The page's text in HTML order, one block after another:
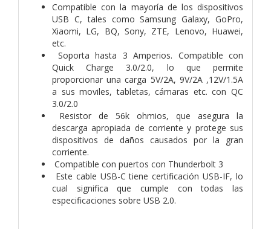
Compatible con la mayoría de los dispositivos
USB C, tales como Samsung Galaxy, GoPro,
Xiaomi, LG, BQ, Sony, ZTE, Lenovo, Huawei,
etc.
Soporta hasta 3 Amperios. Compatible con
Quick Charge 3.0/2.0, lo que permite
proporcionar una carga 5V/2A, 9V/2A ,12V/1.5A
a sus moviles, tabletas, cámaras etc. con QC
3.0/2.0
Resistor de 56k ohmios, que asegura la
descarga apropiada de corriente y protege sus
dispositivos de daños causados por la gran
corriente.
Compatible con puertos con Thunderbolt 3
Este cable USB-C tiene certificación USB-IF, lo
cual significa que cumple con todas las
especificaciones sobre USB 2.0.